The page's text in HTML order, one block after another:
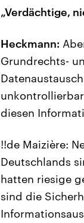
„Verdächtige,
Heckmann:
Grundrechts-
diesen
!!de Maizière:
Deutschlands
hatten riesige
sind die